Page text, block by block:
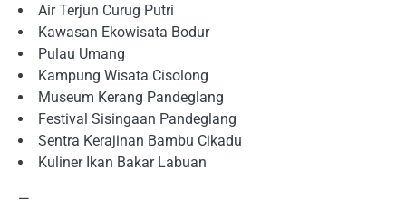
Air Terjun Curug Putri
Kawasan Ekowisata Bodur
Pulau Umang
Kampung Wisata Cisolong
Museum Kerang Pandeglang
Festival Sisingaan Pandeglang
Sentra Kerajinan Bambu Cikadu
Kuliner Ikan Bakar Labuan
—